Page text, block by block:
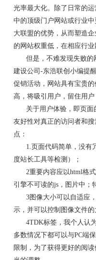
光率最大化。除了日常的
中的顶级门户网站或行业
大联盟的优势，从而塑造
的网站权重低，在相应行
但是，不难发现失败
建设公司-东浩联创小编提
促销活动，网站具有宝贵
高，将吸引用户，留住用户
关于用户体验，即页
友好性对真正的访问者和
点：
1.页面代码简单，没有
度站长工具等检测）；
2重要内容应以html格
引擎不可读的js，图片中；
3图像大小可以自适应
示，并可以控制图像文件的
4TDK标签，我个人认
多数情况下都可以与PC端
限制，为了获得更好的阅